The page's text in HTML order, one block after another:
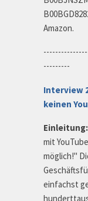
Amazon.
---------
Interview
keinen
Einleitung:
mit
möglich!"
einfachst